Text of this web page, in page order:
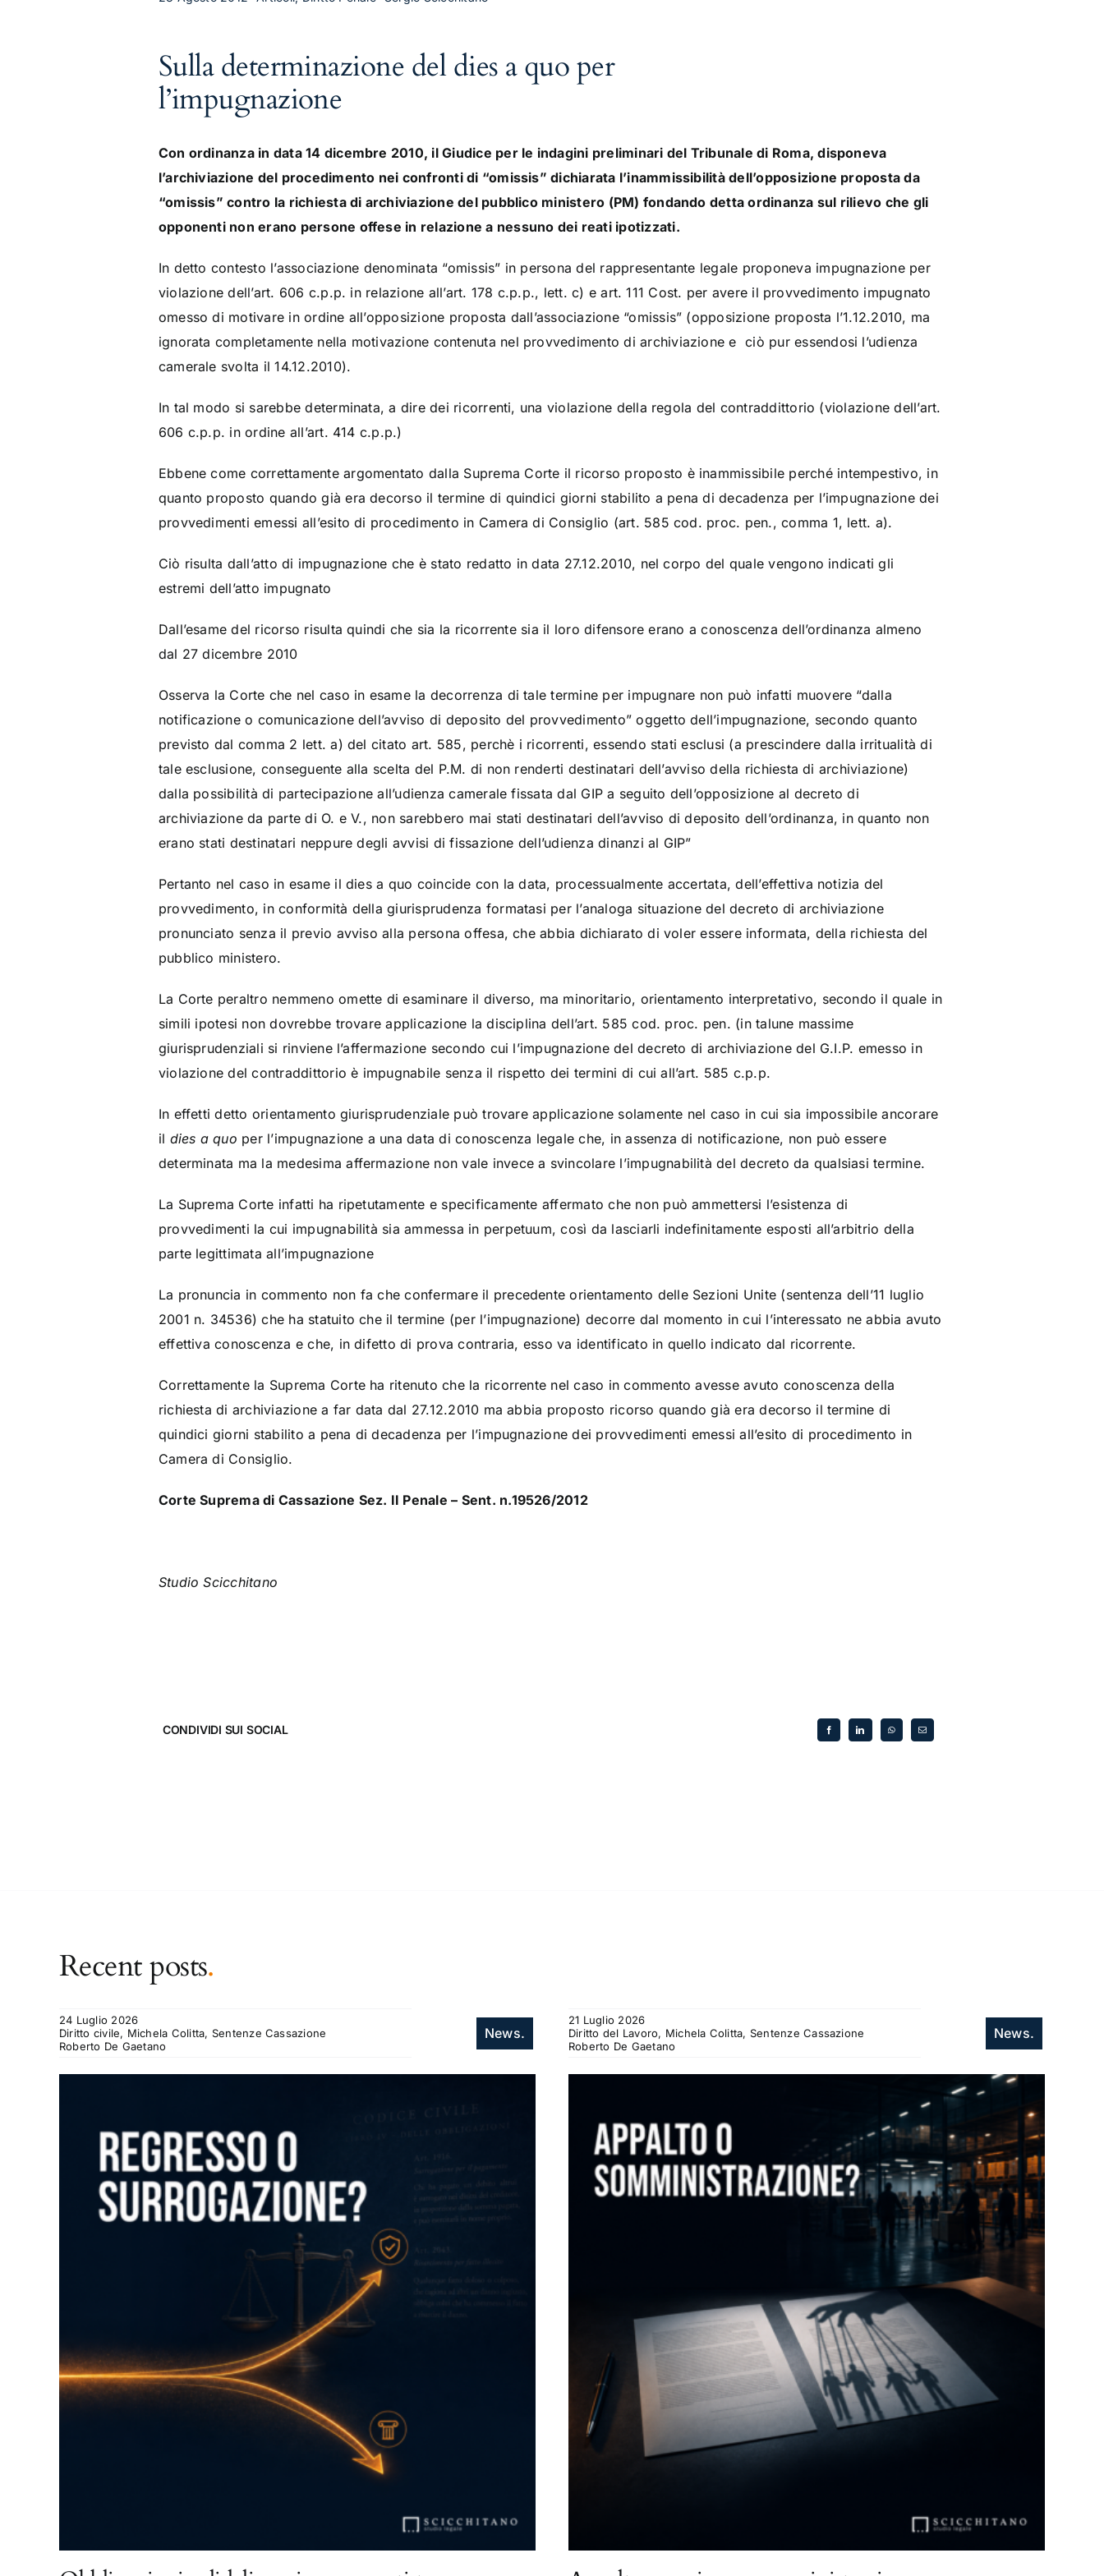
Sulla determinazione del dies a quo per
l’impugnazione
Con ordinanza in data 14 dicembre 2010, il Giudice per le indagini preliminari del Tribunale di Roma, disponeva
l’archiviazione del procedimento nei confronti di “omissis” dichiarata l’inammissibilità dell’opposizione proposta da
“omissis” contro la richiesta di archiviazione del pubblico ministero (PM) fondando detta ordinanza sul rilievo che gli
opponenti non erano persone offese in relazione a nessuno dei reati ipotizzati.
In detto contesto l’associazione denominata “omissis” in persona del rappresentante legale proponeva impugnazione per
violazione dell’art. 606 c.p.p. in relazione all’art. 178 c.p.p., lett. c) e art. 111 Cost. per avere il provvedimento impugnato
omesso di motivare in ordine all’opposizione proposta dall’associazione “omissis” (opposizione proposta l’1.12.2010, ma
ignorata completamente nella motivazione contenuta nel provvedimento di archiviazione e ciò pur essendosi l’udienza
camerale svolta il 14.12.2010).
In tal modo si sarebbe determinata, a dire dei ricorrenti, una violazione della regola del contraddittorio (violazione dell’art.
606 c.p.p. in ordine all’art. 414 c.p.p.)
Ebbene come correttamente argomentato dalla Suprema Corte il ricorso proposto è inammissibile perché intempestivo, in
quanto proposto quando già era decorso il termine di quindici giorni stabilito a pena di decadenza per l’impugnazione dei
provvedimenti emessi all’esito di procedimento in Camera di Consiglio (art. 585 cod. proc. pen., comma 1, lett. a).
Ciò risulta dall’atto di impugnazione che è stato redatto in data 27.12.2010, nel corpo del quale vengono indicati gli
estremi dell’atto impugnato
Dall’esame del ricorso risulta quindi che sia la ricorrente sia il loro difensore erano a conoscenza dell’ordinanza almeno
dal 27 dicembre 2010
Osserva la Corte che nel caso in esame la decorrenza di tale termine per impugnare non può infatti muovere “dalla
notificazione o comunicazione dell’avviso di deposito del provvedimento” oggetto dell’impugnazione, secondo quanto
previsto dal comma 2 lett. a) del citato art. 585, perchè i ricorrenti, essendo stati esclusi (a prescindere dalla irritualità di
tale esclusione, conseguente alla scelta del P.M. di non renderti destinatari dell’avviso della richiesta di archiviazione)
dalla possibilità di partecipazione all’udienza camerale fissata dal GIP a seguito dell’opposizione al decreto di
archiviazione da parte di O. e V., non sarebbero mai stati destinatari dell’avviso di deposito dell’ordinanza, in quanto non
erano stati destinatari neppure degli avvisi di fissazione dell’udienza dinanzi al GIP”
Pertanto nel caso in esame il dies a quo coincide con la data, processualmente accertata, dell’effettiva notizia del
provvedimento, in conformità della giurisprudenza formatasi per l’analoga situazione del decreto di archiviazione
pronunciato senza il previo avviso alla persona offesa, che abbia dichiarato di voler essere informata, della richiesta del
pubblico ministero.
La Corte peraltro nemmeno omette di esaminare il diverso, ma minoritario, orientamento interpretativo, secondo il quale in
simili ipotesi non dovrebbe trovare applicazione la disciplina dell’art. 585 cod. proc. pen. (in talune massime
giurisprudenziali si rinviene l’affermazione secondo cui l’impugnazione del decreto di archiviazione del G.I.P. emesso in
violazione del contraddittorio è impugnabile senza il rispetto dei termini di cui all’art. 585 c.p.p.
In effetti detto orientamento giurisprudenziale può trovare applicazione solamente nel caso in cui sia impossibile ancorare
il dies a quo per l’impugnazione a una data di conoscenza legale che, in assenza di notificazione, non può essere
determinata ma la medesima affermazione non vale invece a svincolare l’impugnabilità del decreto da qualsiasi termine.
La Suprema Corte infatti ha ripetutamente e specificamente affermato che non può ammettersi l’esistenza di
provvedimenti la cui impugnabilità sia ammessa in perpetuum, così da lasciarli indefinitamente esposti all’arbitrio della
parte legittimata all’impugnazione
La pronuncia in commento non fa che confermare il precedente orientamento delle Sezioni Unite (sentenza dell’11 luglio
2001 n. 34536) che ha statuito che il termine (per l’impugnazione) decorre dal momento in cui l’interessato ne abbia avuto
effettiva conoscenza e che, in difetto di prova contraria, esso va identificato in quello indicato dal ricorrente.
Correttamente la Suprema Corte ha ritenuto che la ricorrente nel caso in commento avesse avuto conoscenza della
richiesta di archiviazione a far data dal 27.12.2010 ma abbia proposto ricorso quando già era decorso il termine di
quindici giorni stabilito a pena di decadenza per l’impugnazione dei provvedimenti emessi all’esito di procedimento in
Camera di Consiglio.
Corte Suprema di Cassazione Sez. II Penale – Sent. n.19526/2012
Studio Scicchitano
CONDIVIDI SUI SOCIAL
Recent posts.
24 Luglio 2026
Diritto civile, Michela Colitta, Sentenze Cassazione
Roberto De Gaetano
News.
21 Luglio 2026
Diritto del Lavoro, Michela Colitta, Sentenze Cassazione
Roberto De Gaetano
News.